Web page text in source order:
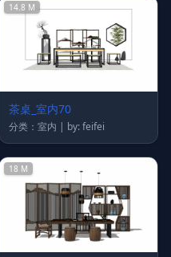
14.8 M
茶桌_室内70
分类：室内 | by: feifei
18 M